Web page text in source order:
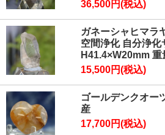
36,500円(税込)
ガネーシャヒマラ
空間浄化 自分浄化
H41.4×W20mm
15,500円(税込)
ゴールデンクオー
産
17,700円(税込)